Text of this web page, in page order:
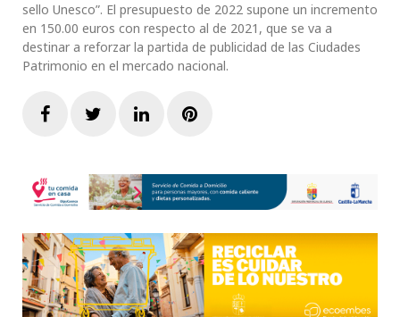
sello Unesco”. El presupuesto de 2022 supone un incremento
en 150.00 euros con respecto al de 2021, que se va a
destinar a reforzar la partida de publicidad de las Ciudades
Patrimonio en el mercado nacional.
FacebookTwitterLinkedInPinterest